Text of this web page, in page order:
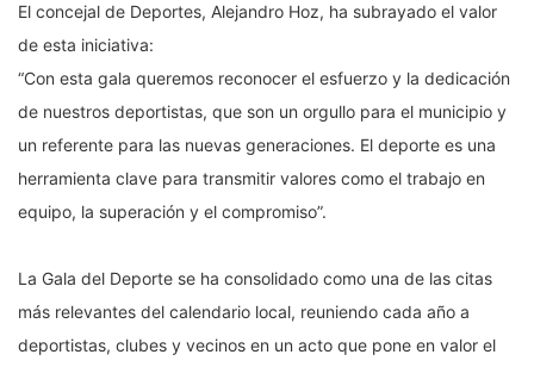
El concejal de Deportes, Alejandro Hoz, ha subrayado el valor
de esta iniciativa:
“Con esta gala queremos reconocer el esfuerzo y la dedicación
de nuestros deportistas, que son un orgullo para el municipio y
un referente para las nuevas generaciones. El deporte es una
herramienta clave para transmitir valores como el trabajo en
equipo, la superación y el compromiso”.
La Gala del Deporte se ha consolidado como una de las citas
más relevantes del calendario local, reuniendo cada año a
deportistas, clubes y vecinos en un acto que pone en valor el